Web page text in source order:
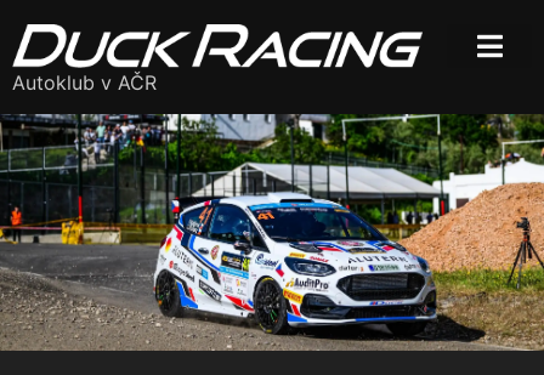
Autoklub v AČR